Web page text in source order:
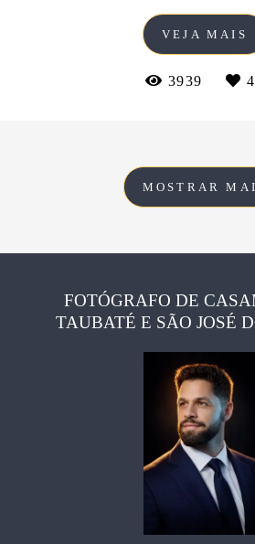
VEJA MAIS
3939
MOSTRAR
FOTÓGRAFO DE
TAUBATÉ E SÃO JOSÉ